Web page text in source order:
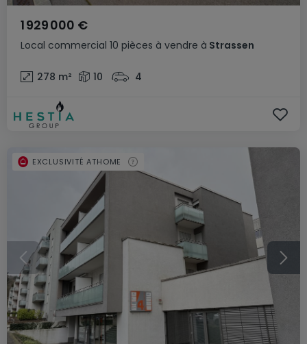
Local commercial 10 pièces à vendre à Strassen
1 929 000 €
278 m² 10 4
EXCLUSIVITÉ ATHOME